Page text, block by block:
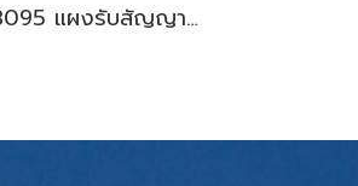
E22F28095 แผงรับสัญญาณรีโมท สำหรับแอร์มิตซู รุ่น MS-GN18,24